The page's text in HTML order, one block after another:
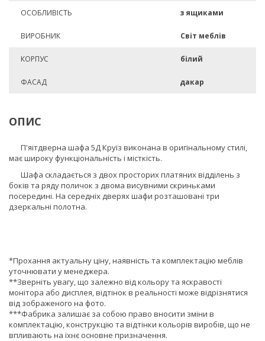
ОСОБЛИВІСТЬ з ящиками
ВИРОБНИК Світ меблів
КОРПУС білий
ФАСАД дакар
ОПИС
П'яітдверна шафа 5Д Круїз виконана в оригінальному стилі,
має широку функціональність і місткість.
Шафа складається з двох просторих платяних відділень з
боків та ряду поличок з двома висувними скриньками
посередині. На середніх дверях шафи розташовані три
дзеркальні полотна.
*Прохання актуальну ціну, наявність та комплектацію меблів
уточнювати у менеджера.
**Зверніть увагу, що залежно від кольору та яскравості
монітора або дисплея, відтінок в реальності може відрізнятися
від зображеного на фото.
***Фабрика залишає за собою право вносити зміни в
комплектацію, конструкцію та відтінки кольорів виробів, що не
впливають на їхнє основне призначення.